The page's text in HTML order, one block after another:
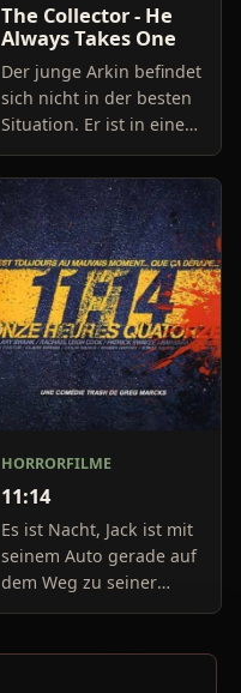
The Collector - He
Always Takes One
Der junge Arkin befindet
sich nicht in der besten
Situation. Er ist in eine
finanzielle Schieflage
geraten und muss
zusehen, dass er da
wieder rauskommt.
Daher
HORRORFILME
11:14
Es ist Nacht, Jack ist mit
seinem Auto gerade auf
dem Weg zu seiner
Freundin, um diese
Auto springt auf 11:14h,